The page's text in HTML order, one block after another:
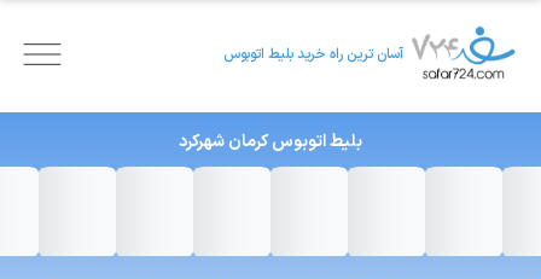
آسان ترین راه خرید بلیط اتوبوس
بلیط اتوبوسکرمانشهرکرد